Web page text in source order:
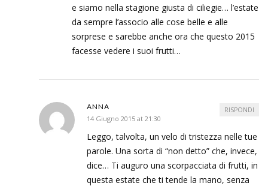
e siamo nella stagione giusta di ciliegie… l’estate
da sempre l’associo alle cose belle e alle
sorprese e sarebbe anche ora che questo 2015
facesse vedere i suoi frutti…
ANNA
14 Giugno 2015 at 21:30
Leggo, talvolta, un velo di tristezza nelle tue
parole. Una sorta di “non detto” che, invece,
dice… Ti auguro una scorpacciata di frutti, in
questa estate che ti tende la mano, senza
RISPONDI